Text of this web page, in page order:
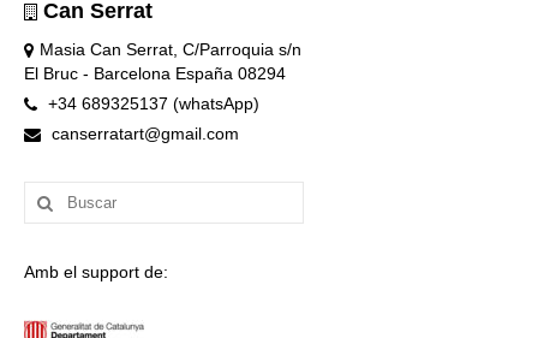
Can Serrat
Masia Can Serrat, C/Parroquia s/n
El Bruc - Barcelona España 08294
+34 689325137 (whatsApp)
canserratart@gmail.com
Buscar
por:
Amb el support de: